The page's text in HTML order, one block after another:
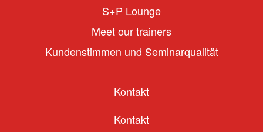
S+P Lounge
Meet our trainers
Kundenstimmen und Seminarqualität
Kontakt
Kontakt